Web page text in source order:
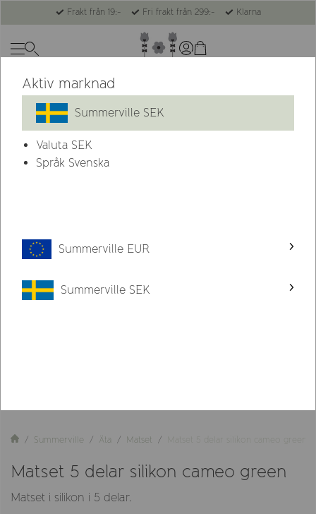
Frakt från 19:- Fri frakt från 299:- Klarna
Summerville Äta Matset Matset 5 delar silikon cameo green
Matset 5 delar silikon cameo green
Matset i silikon i 5 delar.
Aktiv marknad
Summerville SEK
Valuta SEK
Språk Svenska
Summerville EUR
Summerville SEK